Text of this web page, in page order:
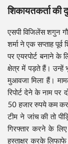
शिकायतकर्ता की
एसपी विजिलेंस शगुन
शर्मा ने एक सप्ताह
पर एयरपोर्ट बनाने
क्षेत्र में पड़ते हैं।
मुआवजा मिला हैं।
रिपोर्ट देने के नाम पर
50 हजार रुपये कम
टीम ने जांच की तो
गिरफ्तार करने के
हस्ताक्षर करके